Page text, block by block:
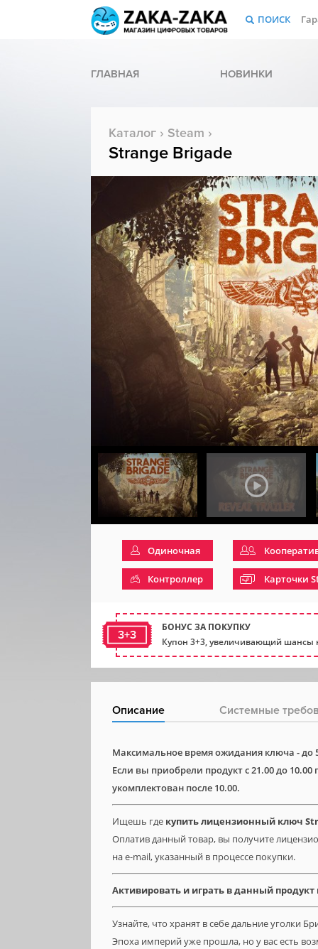
ПОИСК
ГЛАВНАЯ НОВИНКИ
Каталог › Steam ›
Strange Brigade
Одиночная
Контроллер Карточки
3+3
БОНУС ЗА ПОКУПКУ
Купон 3+3, увеличивающий шансы
Описание Системные
Максимальное время ожидания ключа - до
Если вы приобрели продукт с 21.00 до
укомплектован после 10.00.
Ищешь где купить лицензионный ключ
Оплатив данный товар, вы получите
на e-mail, указанный в процессе покупки.
Активировать и играть в данный
Узнайте, что хранят в себе дальние уголки
Эпоха империй уже прошла, но у вас есть